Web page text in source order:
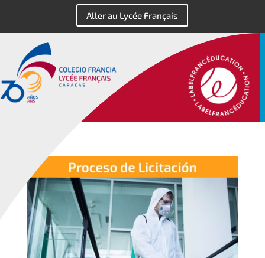
Aller au Lycée Français